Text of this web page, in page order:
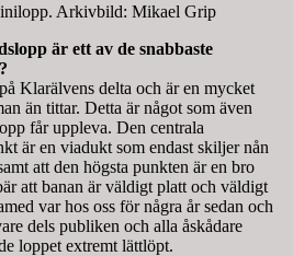
Arkivbild: Mikael Grip
är ett av de snabbaste
Klarälvens delta och är en mycket
än tittar. Detta är något som även
får uppleva. Den centrala
är en viadukt som endast skiljer nån
att den högsta punkten är en bro
att banan är väldigt platt och väldigt
var hos oss för några år sedan och
dels publiken och alla åskådare
loppet extremt lättlöpt.